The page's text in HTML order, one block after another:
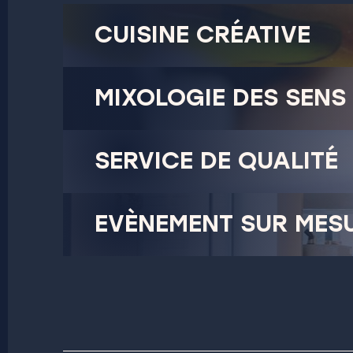
CUISINE CRÉATIVE
MIXOLOGIE DES SENS
SERVICE DE QUALITÉ
EVÈNEMENT SUR